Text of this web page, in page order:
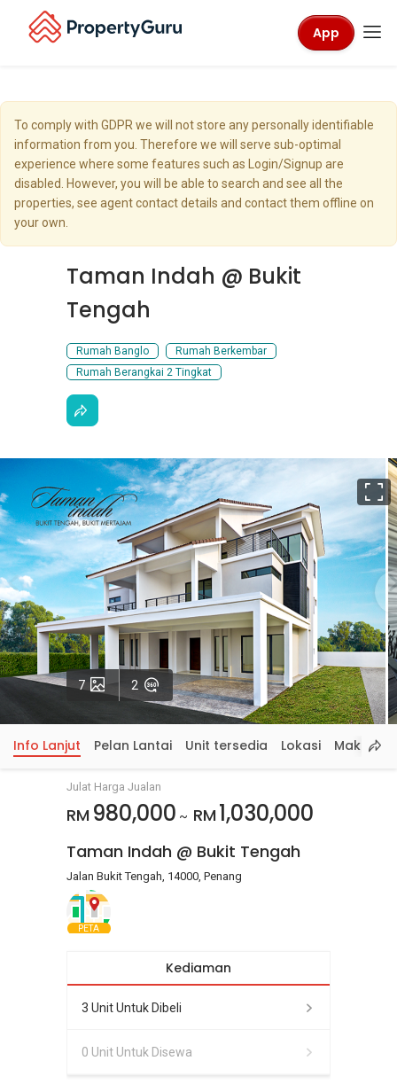
App
To comply with GDPR we will not store any personally identifiable
information from you. Therefore we will serve sub-optimal
experience where some features such as Login/Signup are
disabled. However, you will be able to search and see all the
properties, see agent contact details and contact them offline on
your own.
Taman Indah @ Bukit
Tengah
Rumah Banglo
Rumah Berkembar
Rumah Berangkai 2 Tingkat
7 Gambar
2 Lawatan
Info Lanjut Pelan Lantai Unit tersedia Lokasi
Julat Harga Jualan
RM 980,000 ~ RM 1,030,000
Taman Indah @ Bukit Tengah
Jalan Bukit Tengah, 14000, Penang
PETA
Kediaman
3 Unit Untuk Dibeli
0 Unit Untuk Disewa